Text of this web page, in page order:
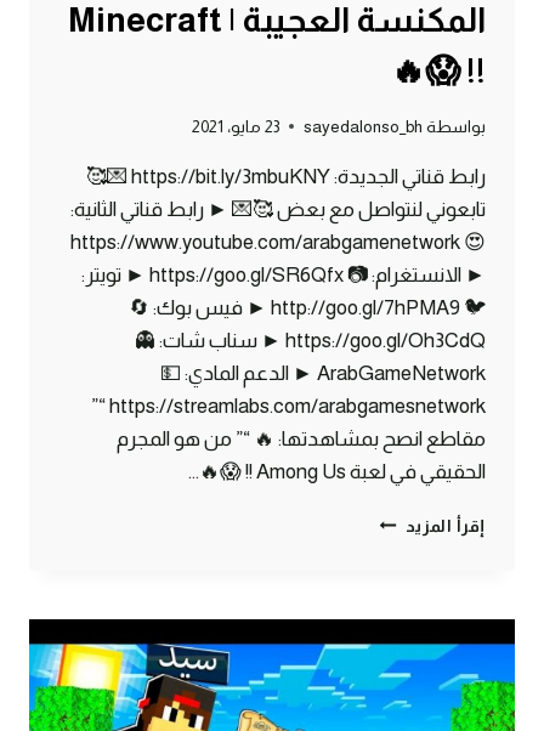
المكنسة العجيبة | Minecraft
!! 😱🔥
بواسطة sayedalonso_bh 23 مايو، 2021
رابط قناتي الجديدة: https://bit.ly/3mbuKNY 💌🥰
تابعوني لنتواصل مع بعض 🥰💌 ► رابط قناتي الثانية:
😍 https://www.youtube.com/arabgamenetwork
► الانستغرام: 📷 https://goo.gl/SR6Qfx ► تويتر:
🐦 http://goo.gl/7hPMA9 ► فيس بوك: 🔄
https://goo.gl/Oh3CdQ ► سناب شات: 👻
ArabGameNetwork ► الدعم المادي: 💵
https://streamlabs.com/arabgamesnetwork “”
مقاطع انصح بمشاهدتها: 🔥 “” من هو المجرم
الحقيقي في لعبة Among Us !! 😱🔥…
إقرأ المزيد ماين
صنعت
المكنسة
العجيبة
|